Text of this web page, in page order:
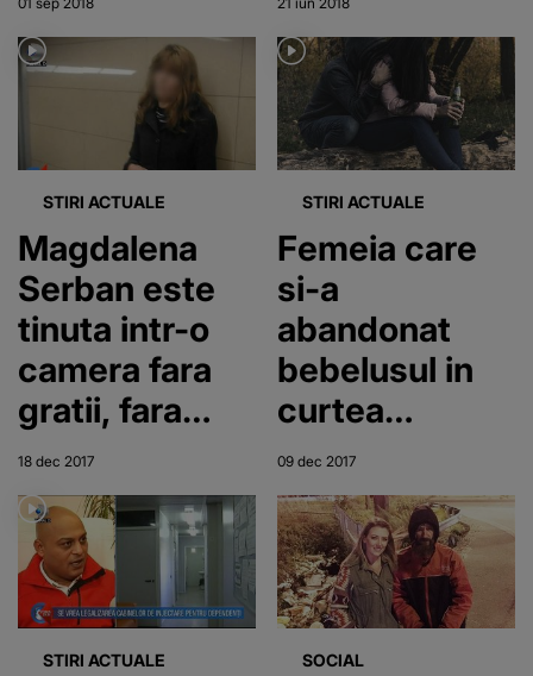
iar, pe ultima
lui victima. Ce
se intamplat in
aceste
momente cu
barbatul
violata timp
de 10 ani intr-
un beci din
Italia! Ce s-a
intamplat cu
cei doi copii ai
femeii
STIRI ACTUALE
Magdalena
Serban este
tinuta intr-o
camera fara
gratii, fara
ferestre si
capitonata
18 dec 2017
STIRI ACTUALE
Femeia care
si-a
abandonat
bebelusul in
curtea
Spitalului
Judetean a
fost gasita la
baut: "Stiam
ca va ajunge
bine"
09 dec 2017
STIRI ACTUALE SOCIAL